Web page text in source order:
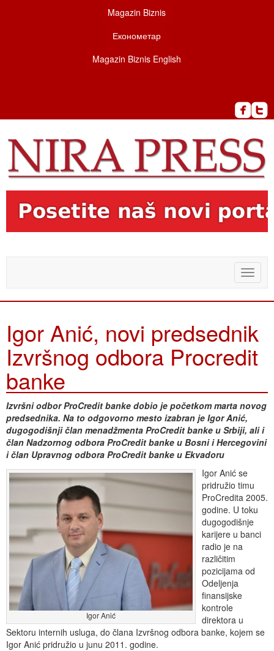
Magazin Biznis
Економетар
Magazin Biznis English
Toggle
Igor Anić, novi predsednik
Izvršnog odbora Procredit
banke
Izvršni odbor ProCredit banke dobio je početkom marta novog
predsednika. Na to odgovorno mesto izabran je Igor Anić,
dugogodišnji član menadžmenta ProCredit banke u Srbiji, ali i
član Nadzornog odbora ProCredit banke u Bosni i Hercegovini
i član Upravnog odbora ProCredit banke u Ekvadoru
Igor Anić
Igor Anić se
pridružio timu
ProCredita 2005.
godine. U toku
dugogodišnje
karijere u banci
radio je na
različitim
pozicijama od
Odeljenja
finansijske
kontrole
direktora u
Sektoru internih usluga, do člana Izvršnog odbora banke, kojem se
Igor Anić pridružio u junu 2011. godine.